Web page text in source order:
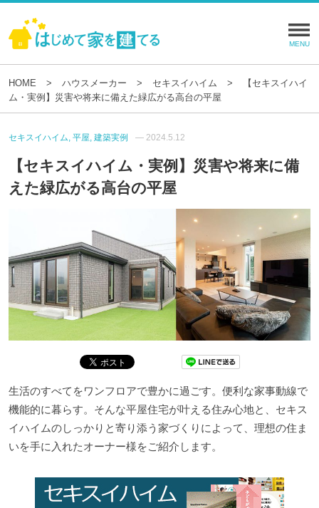
HOME ハウスメーカー セキスイハイム
【セキスイハイ
ム・実例】災害や将来に備えた緑広がる高台の平屋
セキスイハイム, 平屋, 建築実例 — 2024.5.12
【セキスイハイム・実例】災害や将来に備
えた緑広がる高台の平屋
生活のすべてをワンフロアで豊かに過ごす。便利な家事動線で
機能的に暮らす。そんな平屋住宅が叶える住み心地と、セキス
イハイムのしっかりと寄り添う家づくりによって、理想の住ま
いを手に入れたオーナー様をご紹介します。